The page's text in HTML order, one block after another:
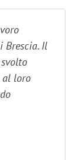
Brescia. Il
al loro